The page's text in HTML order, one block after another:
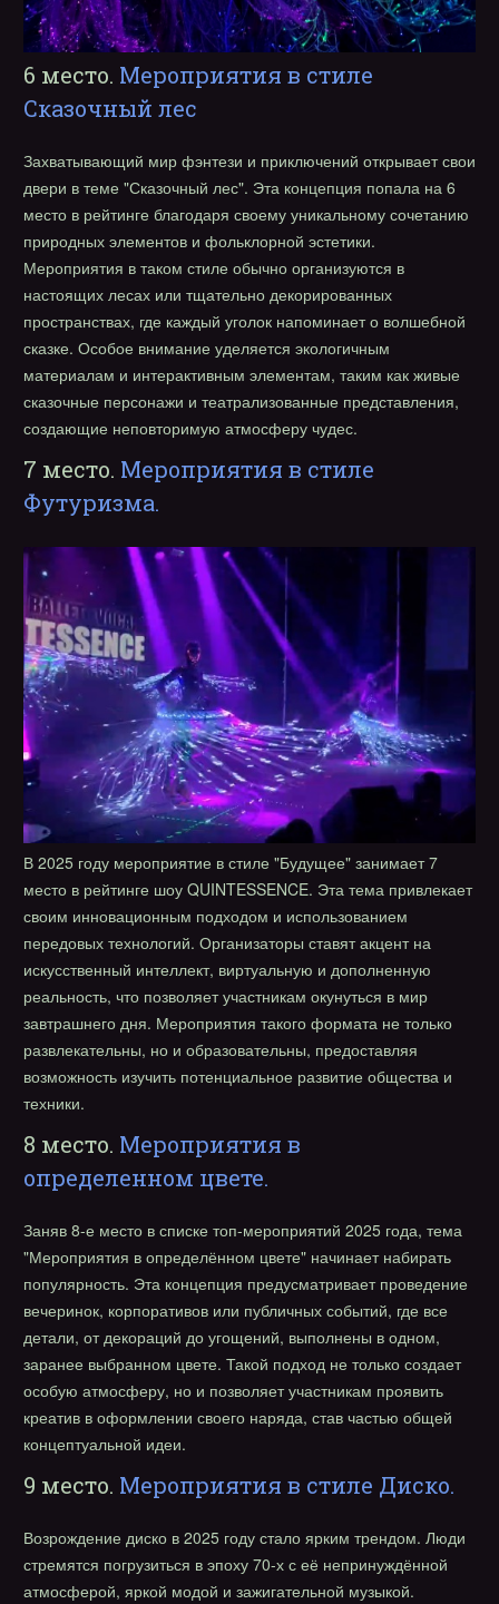
6 место. Мероприятия в стиле
Сказочный лес
Захватывающий мир фэнтези и приключений открывает свои
двери в теме "Сказочный лес". Эта концепция попала на 6
место в рейтинге благодаря своему уникальному сочетанию
природных элементов и фольклорной эстетики.
Мероприятия в таком стиле обычно организуются в
настоящих лесах или тщательно декорированных
пространствах, где каждый уголок напоминает о волшебной
сказке. Особое внимание уделяется экологичным
материалам и интерактивным элементам, таким как живые
сказочные персонажи и театрализованные представления,
создающие неповторимую атмосферу чудес.
7 место. Мероприятия в стиле
Футуризма.
В 2025 году мероприятие в стиле "Будущее" занимает 7
место в рейтинге шоу QUINTESSENCE. Эта тема привлекает
своим инновационным подходом и использованием
передовых технологий. Организаторы ставят акцент на
искусственный интеллект, виртуальную и дополненную
реальность, что позволяет участникам окунуться в мир
завтрашнего дня. Мероприятия такого формата не только
развлекательны, но и образовательны, предоставляя
возможность изучить потенциальное развитие общества и
техники.
8 место. Мероприятия в
определенном цвете.
Заняв 8-е место в списке топ-мероприятий 2025 года, тема
"Мероприятия в определённом цвете" начинает набирать
популярность. Эта концепция предусматривает проведение
вечеринок, корпоративов или публичных событий, где все
детали, от декораций до угощений, выполнены в одном,
заранее выбранном цвете. Такой подход не только создает
особую атмосферу, но и позволяет участникам проявить
креатив в оформлении своего наряда, став частью общей
концептуальной идеи.
9 место. Мероприятия в стиле Диско.
Возрождение диско в 2025 году стало ярким трендом. Люди
стремятся погрузиться в эпоху 70-х с её непринуждённой
атмосферой, яркой модой и зажигательной музыкой.